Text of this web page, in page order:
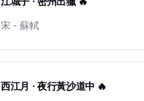
宋 - 蘇軾
西江月 · 夜行黃沙道中 🔥